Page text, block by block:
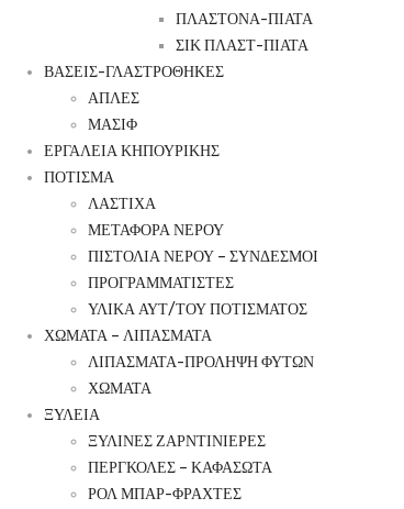
ΠΛΑΣΤΟΝΑ-ΠΙΑΤΑ
ΣΙΚ ΠΛΑΣΤ-ΠΙΑΤΑ
ΒΑΣΕΙΣ-ΓΛΑΣΤΡΟΘΗΚΕΣ
ΑΠΛΕΣ
ΜΑΣΙΦ
ΕΡΓΑΛΕΙΑ ΚΗΠΟΥΡΙΚΗΣ
ΠΟΤΙΣΜΑ
ΛΑΣΤΙΧΑ
ΜΕΤΑΦΟΡΑ ΝΕΡΟΥ
ΠΙΣΤΟΛΙΑ ΝΕΡΟΥ – ΣΥΝΔΕΣΜΟΙ
ΠΡΟΓΡΑΜΜΑΤΙΣΤΕΣ
ΥΛΙΚΑ ΑΥΤ/ΤΟΥ ΠΟΤΙΣΜΑΤΟΣ
ΧΩΜΑΤΑ – ΛΙΠΑΣΜΑΤΑ
ΛΙΠΑΣΜΑΤΑ-ΠΡΟΛΗΨΗ ΦΥΤΩΝ
ΧΩΜΑΤΑ
ΞΥΛΕΙΑ
ΞΥΛΙΝΕΣ ΖΑΡΝΤΙΝΙΕΡΕΣ
ΠΕΡΓΚΟΛΕΣ – ΚΑΦΑΣΩΤΑ
ΡΟΛ ΜΠΑΡ-ΦΡΑΧΤΕΣ